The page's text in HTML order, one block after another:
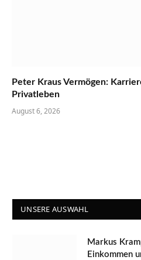
Peter Kraus Vermögen:
Privatleben
August 6, 2026
UNSERE AUSWAHL
Markus
Einkommen